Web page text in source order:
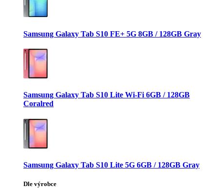
Samsung Galaxy Tab S10 FE+ 5G 8GB / 128GB Gray
Samsung Galaxy Tab S10 Lite Wi-Fi 6GB / 128GB
Coralred
Samsung Galaxy Tab S10 Lite 5G 6GB / 128GB Gray
Dle výrobce